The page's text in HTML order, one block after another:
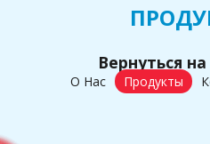
Вернуться
О Нас Продукты